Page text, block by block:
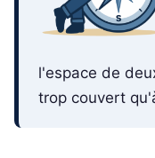
l'espace de
trop couvert